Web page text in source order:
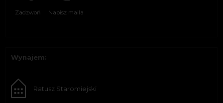
Zadzwoń Napisz maila
Wynajem:
Ratusz Staromiejski